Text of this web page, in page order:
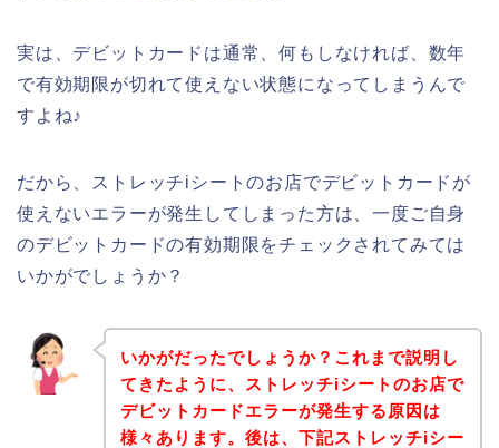
実は、デビットカードは通常、何もしなければ、数年
で有効期限が切れて使えない状態になってしまうんで
すよね♪
だから、ストレッチiシートのお店でデビットカードが
使えないエラーが発生してしまった方は、一度ご自身
のデビットカードの有効期限をチェックされてみては
いかがでしょうか？
いかがだったでしょうか？これまで説明し
てきたように、ストレッチiシートのお店で
デビットカードエラーが発生する原因は
様々あります。後は、下記ストレッチiシー